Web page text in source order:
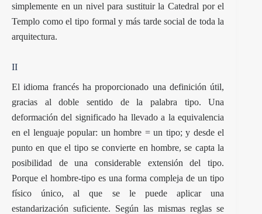
simplemente en un nivel para sustituir la Catedral por el
Templo como el tipo formal y más tarde social de toda la
arquitectura.
II
El idioma francés ha proporcionado una definición útil,
gracias al doble sentido de la palabra tipo. Una
deformación del significado ha llevado a la equivalencia
en el lenguaje popular: un hombre = un tipo; y desde el
punto en que el tipo se convierte en hombre, se capta la
posibilidad de una considerable extensión del tipo.
Porque el hombre-tipo es una forma compleja de un tipo
físico único, al que se le puede aplicar una
estandarización suficiente. Según las mismas reglas se